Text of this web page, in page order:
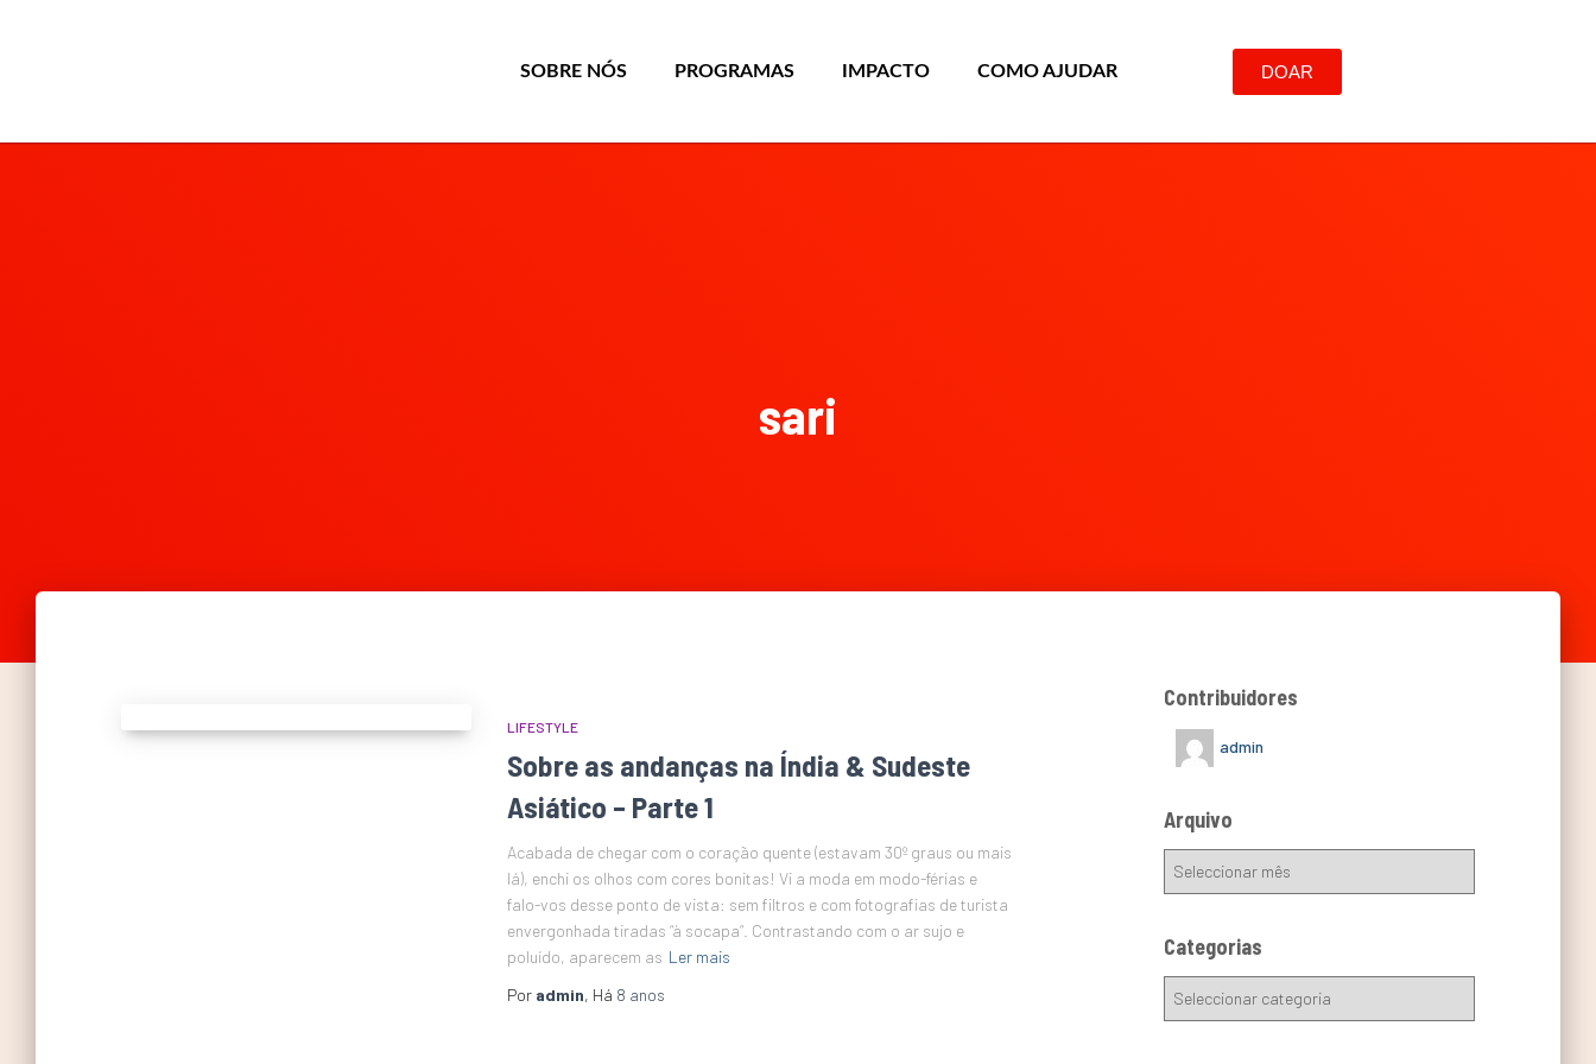
SOBRE NÓS PROGRAMAS IMPACTO COMO AJUDAR DOAR
sari
LIFESTYLE
Sobre as andanças na Índia & Sudeste
Asiático – Parte 1
Acabada de chegar com o coração quente (estavam 30º graus ou mais
lá), enchi os olhos com cores bonitas! Vi a moda em modo-férias e
falo-vos desse ponto de vista: sem filtros e com fotografias de turista
envergonhada tiradas “à socapa”. Contrastando com o ar sujo e
poluído, aparecem as Ler mais
Por admin, Há 8 anos
Contribuidores
admin
Arquivo
Categorias